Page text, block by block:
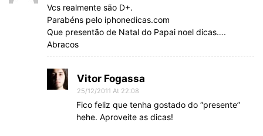
Vcs realmente são D+.
Parabéns pelo iphonedicas.com
Que presentão de Natal do Papai noel dicas….
Abracos
Vitor Fogassa
25/12/2011 At 22:08
Fico feliz que tenha gostado do “presente”
hehe. Aproveite as dicas!